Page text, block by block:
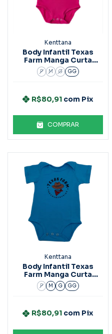
Kenttana
Body Infantil Texas
Farm Manga Curta
Bm004 Rosa
P M G GG
R$80,91 com Pix
COMPRAR
Kenttana
Body Infantil Texas
Farm Manga Curta
Bm004 Azul
P M G GG
R$80,91 com Pix